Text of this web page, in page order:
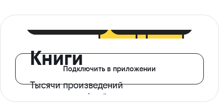
Книги
Тысячи произведений
с доступом офлайн
Подключить в приложении